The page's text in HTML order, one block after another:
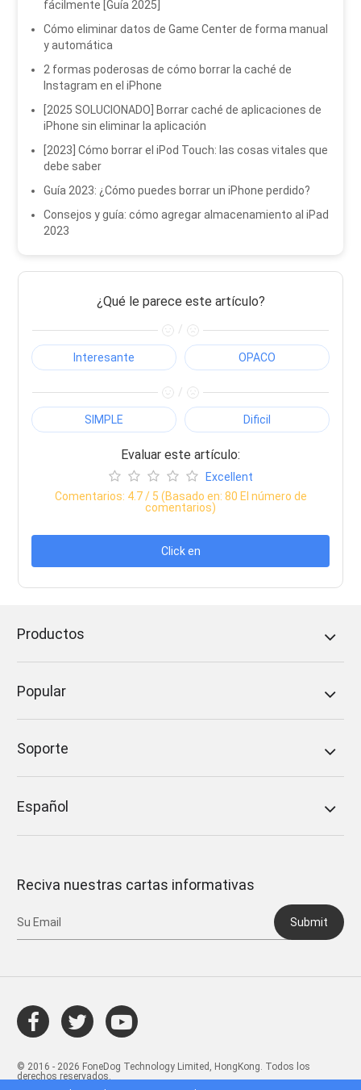
fácilmente [Guía 2025]
Cómo eliminar datos de Game Center de forma manual
y automática
2 formas poderosas de cómo borrar la caché de
Instagram en el iPhone
[2025 SOLUCIONADO] Borrar caché de aplicaciones de
iPhone sin eliminar la aplicación
[2023] Cómo borrar el iPod Touch: las cosas vitales que
debe saber
Guía 2023: ¿Cómo puedes borrar un iPhone perdido?
Consejos y guía: cómo agregar almacenamiento al iPad
2023
¿Qué le parece este artículo?
/
Interesante OPACO
/
SIMPLE Dificil
Evaluar este artículo:
Excellent
Comentarios: 4.7/ 5 (Basado en: 80 El número de
comentarios)
Click en
Productos
Popular
Soporte
Español
Reciva nuestras cartas informativas
Submit
© 2016 - 2026 FoneDog Technology Limited, HongKong. Todos los
derechos reservados.